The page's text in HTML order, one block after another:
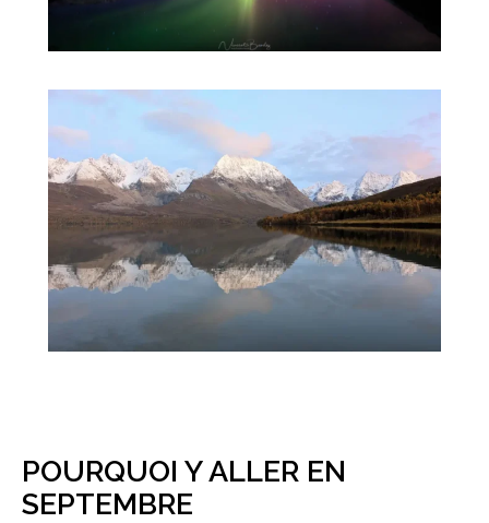
POURQUOI Y ALLER EN
SEPTEMBRE